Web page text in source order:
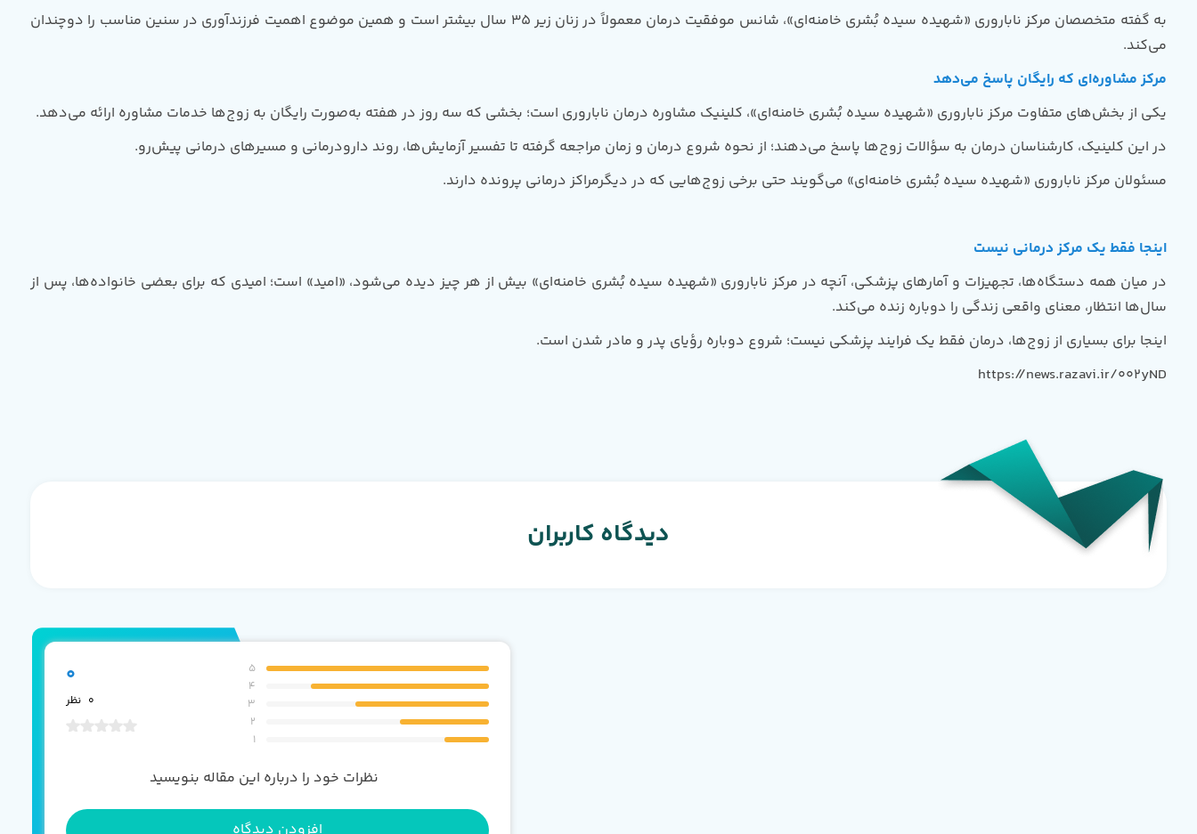
به گفته متخصصان مرکز ناباروری «شهیده سیده بُشری خامنه‌ای»، شانس موفقیت درمان معمولاً در زنان زیر 35 سال بیشتر است و همین موضوع اهمیت فرزندآوری در سنین مناسب را دوچندان
می‌کند.
مرکز مشاوره‌ای که رایگان پاسخ می‌دهد
یکی از بخش‌های متفاوت مرکز ناباروری «شهیده سیده بُشری خامنه‌ای»، کلینیک مشاوره درمان ناباروری است؛ بخشی که سه روز در هفته به‌صورت رایگان به زوج‌ها خدمات مشاوره ارائه می‌دهد.
در این کلینیک، کارشناسان درمان به سؤالات زوج‌ها پاسخ می‌دهند؛ از نحوه شروع درمان و زمان مراجعه گرفته تا تفسیر آزمایش‌ها، روند دارودرمانی و مسیر‌های درمانی پیش‌رو.
مسئولان مرکز ناباروری «شهیده سیده بُشری خامنه‌ای» می‌گویند حتی برخی زوج‌هایی که در دیگرمراکز درمانی پرونده دارند.
اینجا فقط یک مرکز درمانی نیست
در میان همه دستگاه‌ها، تجهیزات و آمار‌های پزشکی، آنچه در مرکز ناباروری «شهیده سیده بُشری خامنه‌ای» بیش از هر چیز دیده می‌شود، «امید» است؛ امیدی که برای بعضی خانواده‌ها، پس از
سال‌ها انتظار، معنای واقعی زندگی را دوباره زنده می‌کند.
اینجا برای بسیاری از زوج‌ها، درمان فقط یک فرایند پزشکی نیست؛ شروع دوباره رؤیای پدر و مادر شدن است.
https://news.razavi.ir/002yND
دیدگاه کاربران
5
4
3
2
1
0
0 نظر
نظرات خود را درباره این مقاله بنویسید